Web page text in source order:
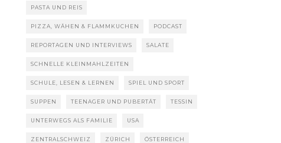
PASTA UND REIS
PIZZA, WÄHEN & FLAMMKUCHEN PODCAST
REPORTAGEN UND INTERVIEWS SALATE
SCHNELLE KLEINMAHLZEITEN
SCHULE, LESEN & LERNEN SPIEL UND SPORT
SUPPEN TEENAGER UND PUBERTÄT TESSIN
UNTERWEGS ALS FAMILIE USA
ZENTRALSCHWEIZ ZÜRICH ÖSTERREICH